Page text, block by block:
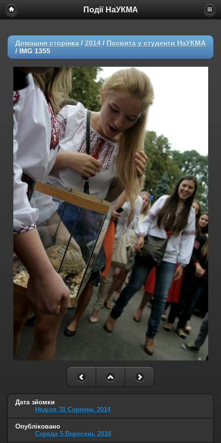
Події НаУКМА
Домашня сторінка / 2014 / Посвята у студенти НаУКМА
/ IMG 1355
Дата зйомки
Неділя 31 Серпень 2014
Опубліковано
Середа 5 Вересень 2018